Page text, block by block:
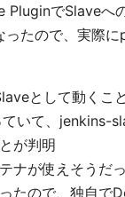
PluginでSlaveへ
ったので、実際
として動くこ
いて、jenkins-
が判明
ナが使えそうだ
たので、独自で